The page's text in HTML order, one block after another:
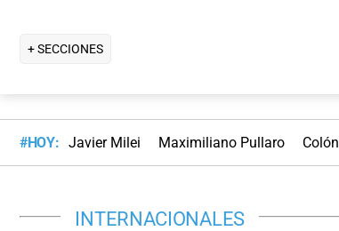
+ SECCIONES
#HOY: Javier Milei Maximiliano Pullaro Colón
INTERNACIONALES